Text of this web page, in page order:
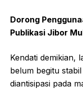
Dorong
Publikasi Jibor
Kendati demikian,
belum begitu
diantisipasi pada